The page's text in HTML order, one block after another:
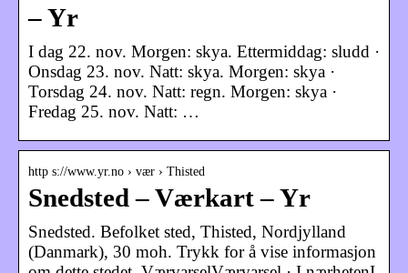
– Yr
I dag 22. nov. Morgen: skya. Ettermiddag: sludd ·
Onsdag 23. nov. Natt: skya. Morgen: skya ·
Torsdag 24. nov. Natt: regn. Morgen: skya ·
Fredag 25. nov. Natt: …
http s://www.yr.no › vær › Thisted
Snedsted – Værkart – Yr
Snedsted. Befolket sted, Thisted, Nordjylland
(Danmark), 30 moh. Trykk for å vise informasjon